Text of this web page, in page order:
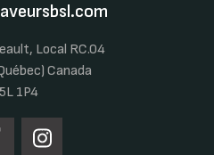
Local RC.04
Canada
1P4